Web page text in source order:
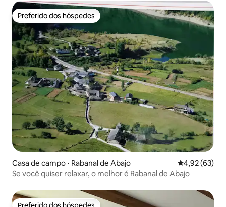
Preferido dos hóspedes
Preferido dos hóspedes
Casa de campo ⋅ Rabanal de Abajo 4,92 de uma
4,92 (63)
Se você quiser relaxar, o melhor é Rabanal de Abajo